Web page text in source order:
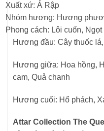
Xuất xứ: Ả Rập
Nhóm hương: Hương
Phong cách: Lôi cuốn,
Hương đầu: Cây thuốc
Hương giữa: Hoa hồng,
cam, Quả chanh
Hương cuối: Hổ phách,
Attar Collection The